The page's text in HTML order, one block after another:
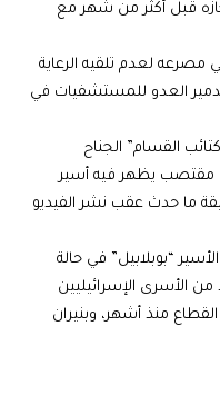
قبل أكثر من شهر مع
لعدم تلقيه الرعاية
تدمير العدو للمستشفيات في
القسام” الجناح
يظهر فيه أسير
ما حدث عقب نشر الفيديو
“بوبلابيل” في حالة
الأسرى الإسرائيليين
منذ أشهر، وبنيران